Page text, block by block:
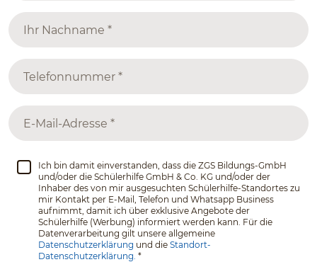
Ich bin damit einverstanden, dass die ZGS Bildungs-GmbH
und/oder die Schülerhilfe GmbH & Co. KG und/oder der
Inhaber des von mir ausgesuchten Schülerhilfe-Standortes zu
mir Kontakt per E-Mail, Telefon und Whatsapp Business
aufnimmt, damit ich über exklusive Angebote der
Schülerhilfe (Werbung) informiert werden kann. Für die
Datenverarbeitung gilt unsere allgemeine
Datenschutzerklärung und die Standort-
Datenschutzerklärung. *